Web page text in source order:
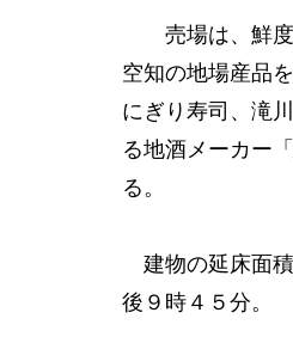
売場は、鮮度
空知の地場産品
にぎり寿司、滝
る地酒メーカー
る。
建物の延床面
後９時４５分。